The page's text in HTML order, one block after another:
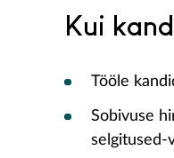
Kui
Tööle
Sobivuse
selgitused-